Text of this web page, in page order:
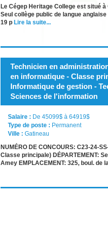
Le Cégep Heritage College est situé
Seul collège public de langue
19 p Lire la suite...
Technicien en
en informatique - Classe
Informatique de gestion -
Sciences de l'information
Salaire : De 45099$ à 64919$
Type de poste : Permanent
Ville : Gatineau
NUMÉRO DE CONCOURS: C23-24-
Classe principale) DÉPARTEMENT:
Amey EMPLACEMENT: 325, boul. de